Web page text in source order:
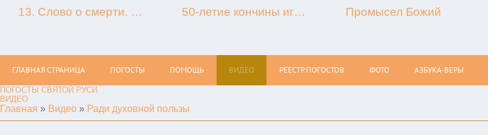
13. Слово о смерти. Игнатий Брянчанинов. 50-летие кончины игумена Никона (Воробьёва) (г. Гагарин, 2013.09.07) Промысел Божий
ГЛАВНАЯ СТРАНИЦА ПОГОСТЫ ПОМОЩЬ ВИДЕО РЕЕСТР ПОГОСТОВ ФОТО АЗБУКА-ВЕРЫ
ПОГОСТЫ СВЯТОЙ РУСИ
ВИДЕО
Главная » Видео » Ради духовной пользы